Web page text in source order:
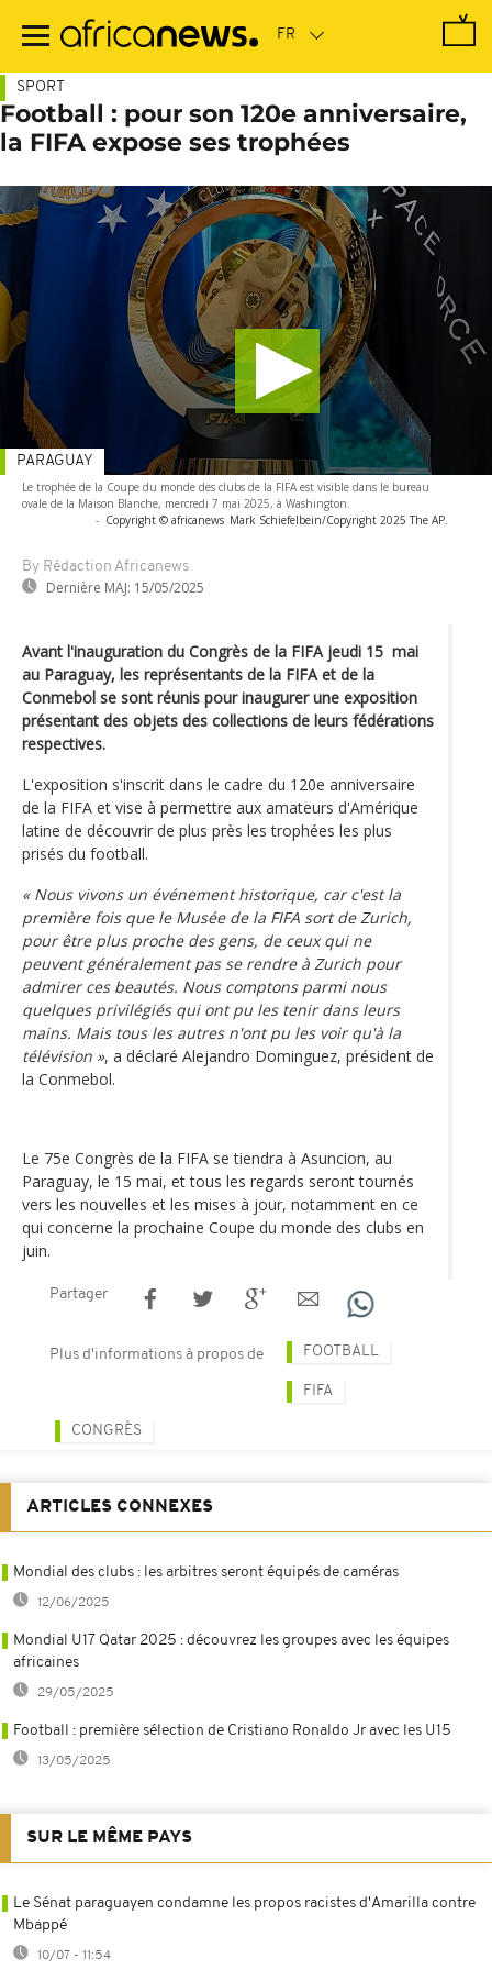
contenu
SPORT
Football : pour son 120e anniversaire,
la FIFA expose ses trophées
Le trophée de la Coupe du monde des clubs de la FIFA est visible dans le bureau
ovale de la Maison Blanche, mercredi 7 mai 2025, à Washington.
- Copyright © africanews Mark Schiefelbein/Copyright 2025 The AP.
By Rédaction Africanews
Dernière MAJ: 15/05/2025
PARAGUAY
Avant l'inauguration du Congrès de la FIFA jeudi 15 mai
au Paraguay, les représentants de la FIFA et de la
Conmebol se sont réunis pour inaugurer une exposition
présentant des objets des collections de leurs fédérations
respectives.
L'exposition s'inscrit dans le cadre du 120e anniversaire
de la FIFA et vise à permettre aux amateurs d'Amérique
latine de découvrir de plus près les trophées les plus
prisés du football.
« Nous vivons un événement historique, car c'est la
première fois que le Musée de la FIFA sort de Zurich,
pour être plus proche des gens, de ceux qui ne
peuvent généralement pas se rendre à Zurich pour
admirer ces beautés. Nous comptons parmi nous
quelques privilégiés qui ont pu les tenir dans leurs
mains. Mais tous les autres n'ont pu les voir qu'à la
télévision », a déclaré Alejandro Dominguez, président de
la Conmebol.
Le 75e Congrès de la FIFA se tiendra à Asuncion, au
Paraguay, le 15 mai, et tous les regards seront tournés
vers les nouvelles et les mises à jour, notamment en ce
qui concerne la prochaine Coupe du monde des clubs en
juin.
Partager
Plus d'informations à propos de FOOTBALL
FIFA
CONGRÈS
ARTICLES CONNEXES
Mondial des clubs : les arbitres seront équipés de caméras
12/06/2025
Mondial U17 Qatar 2025 : découvrez les groupes avec les équipes
africaines
29/05/2025
Football : première sélection de Cristiano Ronaldo Jr avec les U15
13/05/2025
SUR LE MÊME PAYS
Le Sénat paraguayen condamne les propos racistes d'Amarilla contre
Mbappé
10/07 - 11:54